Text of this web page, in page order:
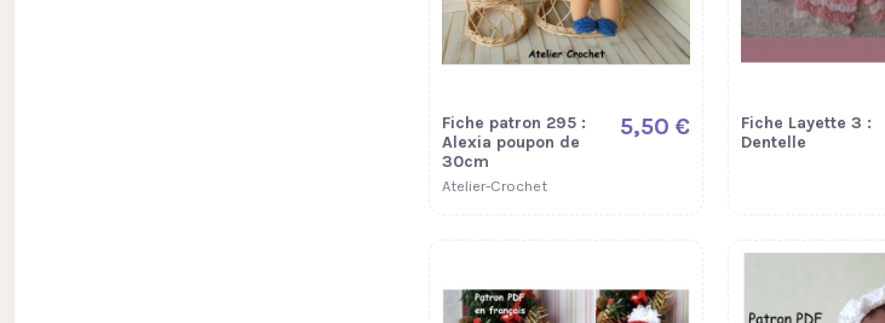
Fiche patron 295 :
Alexia poupon de
30cm
Atelier-Crochet
5,50 €
Fiche Layette 3 :
Dentelle